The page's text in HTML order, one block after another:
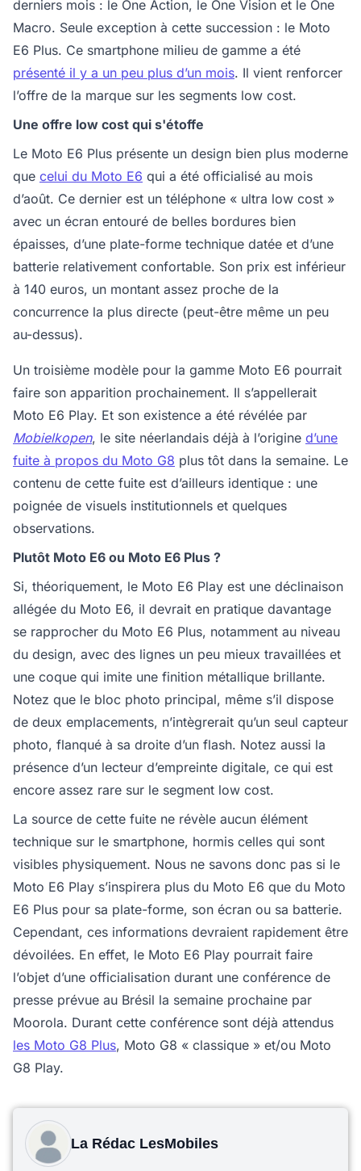
derniers mois : le One Action, le One Vision et le One
Macro. Seule exception à cette succession : le Moto
E6 Plus. Ce smartphone milieu de gamme a été
présenté il y a un peu plus d’un mois. Il vient renforcer
l’offre de la marque sur les segments low cost.
Une offre low cost qui s'étoffe
Le Moto E6 Plus présente un design bien plus moderne
que celui du Moto E6 qui a été officialisé au mois
d’août. Ce dernier est un téléphone « ultra low cost »
avec un écran entouré de belles bordures bien
épaisses, d’une plate-forme technique datée et d’une
batterie relativement confortable. Son prix est inférieur
à 140 euros, un montant assez proche de la
concurrence la plus directe (peut-être même un peu
au-dessus).
Un troisième modèle pour la gamme Moto E6 pourrait
faire son apparition prochainement. Il s’appellerait
Moto E6 Play. Et son existence a été révélée par
Mobielkopen, le site néerlandais déjà à l’origine d’une
fuite à propos du Moto G8 plus tôt dans la semaine. Le
contenu de cette fuite est d’ailleurs identique : une
poignée de visuels institutionnels et quelques
observations.
Plutôt Moto E6 ou Moto E6 Plus ?
Si, théoriquement, le Moto E6 Play est une déclinaison
allégée du Moto E6, il devrait en pratique davantage
se rapprocher du Moto E6 Plus, notamment au niveau
du design, avec des lignes un peu mieux travaillées et
une coque qui imite une finition métallique brillante.
Notez que le bloc photo principal, même s’il dispose
de deux emplacements, n’intègrerait qu’un seul capteur
photo, flanqué à sa droite d’un flash. Notez aussi la
présence d’un lecteur d’empreinte digitale, ce qui est
encore assez rare sur le segment low cost.
La source de cette fuite ne révèle aucun élément
technique sur le smartphone, hormis celles qui sont
visibles physiquement. Nous ne savons donc pas si le
Moto E6 Play s’inspirera plus du Moto E6 que du Moto
E6 Plus pour sa plate-forme, son écran ou sa batterie.
Cependant, ces informations devraient rapidement être
dévoilées. En effet, le Moto E6 Play pourrait faire
l’objet d’une officialisation durant une conférence de
presse prévue au Brésil la semaine prochaine par
Moorola. Durant cette conférence sont déjà attendus
les Moto G8 Plus, Moto G8 « classique » et/ou Moto
G8 Play.
La Rédac LesMobiles